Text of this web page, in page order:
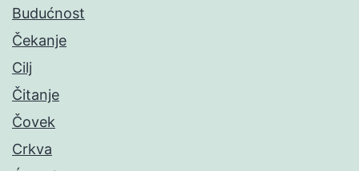
Budućnost
Čekanje
Cilj
Čitanje
Čovek
Crkva